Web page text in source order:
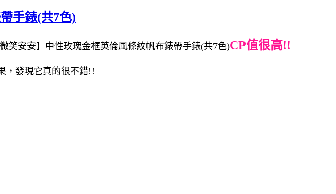
手錶(共7色)
笑安安】中性玫瑰金框英倫風條紋帆布錶帶手錶(共7色)CP值很高!!
，發現它真的很不錯!!